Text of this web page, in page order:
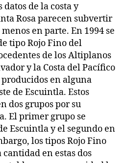
de la costa y
Rosa parecen subvertir
en parte. En 1994 se
tipo Rojo Fino del
de los Altiplanos
y la Costa del Pacífico
en alguna
de Escuintla. Estos
dos grupos por su
El primer grupo se
Escuintla y el segundo en
los tipos Rojo Fino
en estas dos